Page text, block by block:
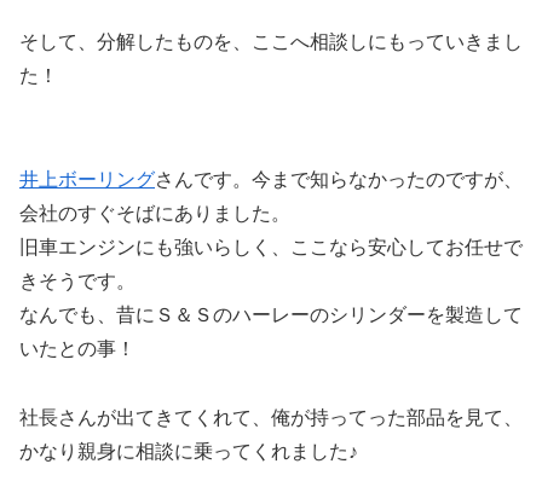
そして、分解したものを、ここへ相談しにもっていきまし
た！
井上ボーリングさんです。今まで知らなかったのですが、
会社のすぐそばにありました。
旧車エンジンにも強いらしく、ここなら安心してお任せで
きそうです。
なんでも、昔にＳ＆Ｓのハーレーのシリンダーを製造して
いたとの事！
社長さんが出てきてくれて、俺が持ってった部品を見て、
かなり親身に相談に乗ってくれました♪